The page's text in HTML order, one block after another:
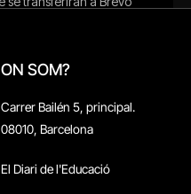
ON SOM?
Carrer Bailén 5, principal.
08010, Barcelona
El Diari de l'Educació